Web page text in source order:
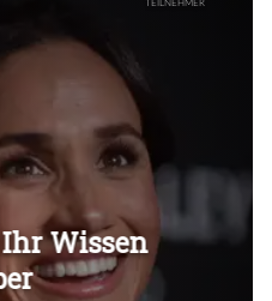
Überspringen
Überspringen